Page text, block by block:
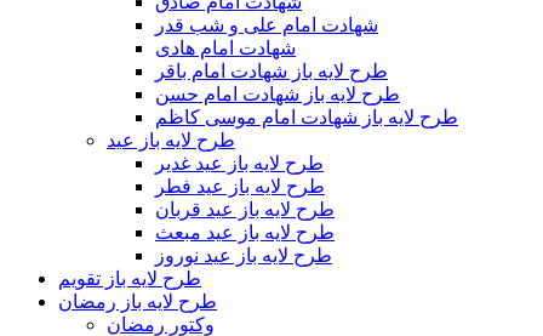
شهادت امام علی و شب قدر
شهادت امام هادی
طرح لایه باز شهادت امام باقر
طرح لایه باز شهادت امام حسن
طرح لایه باز شهادت امام موسی کاظم
طرح لایه باز عید
طرح لایه باز عید غدیر
طرح لایه باز عید فطر
طرح لایه باز عید قربان
طرح لایه باز عید مبعث
طرح لایه باز عید نوروز
طرح لایه باز تقویم
طرح لایه باز رمضان
وکتور رمضان